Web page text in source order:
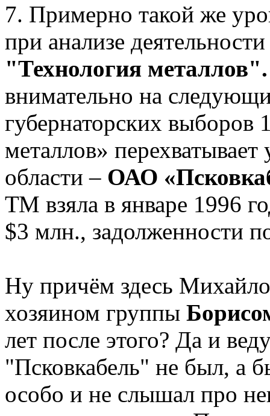
7. Примерно такой же
при анализе
"Технология
внимательно на
губернаторских выборов
металлов»
области – ОАО
ТМ взяла в январе 1996
$3 млн., задолженности
Ну причём здесь
хозяином группы
лет после этого? Да и
"Псковкабель" не был, а
особо и не слышал про